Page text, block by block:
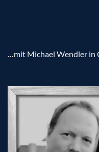
…mit Michael Wendler in